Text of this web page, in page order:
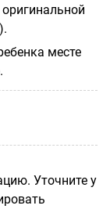
месте
Уточните у